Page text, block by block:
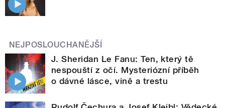
NEJPOSLOUCHANĚJŠÍ
J. Sheridan Le Fanu: Ten, který tě
nespouští z očí. Mysteriózní příběh
o dávné lásce, vině a trestu